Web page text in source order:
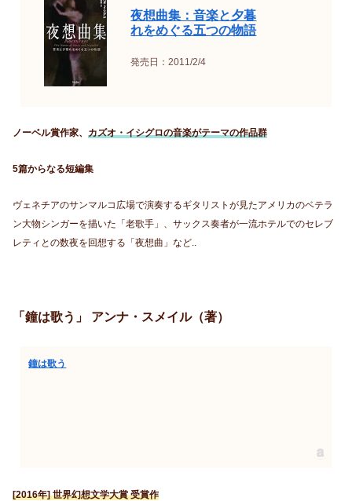
夜想曲集：音楽と夕暮
れをめぐる五つの物語
発売日：2011/2/4
ノーベル賞作家、 カズオ・イシグロの音楽がテーマの作品群
5篇からなる短編集
ヴェネチアのサンマルコ広場で演奏するギタリストが見たアメリカのベテラ
ン大物シンガーを描いた「老歌手」、サックス奏者が一流ホテルでのセレブ
レティとの数夜を回想する「夜想曲」など..
「鐘は歌う」 アンナ・スメイル（著）
鐘は歌う
[2016年] 世界幻想文学大賞 受賞作